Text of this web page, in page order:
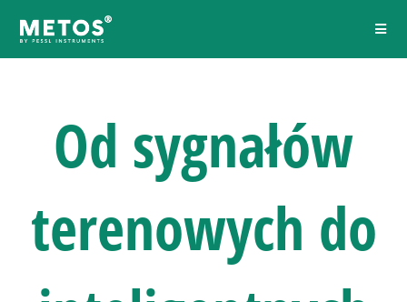
Od sygnałów
terenowych do